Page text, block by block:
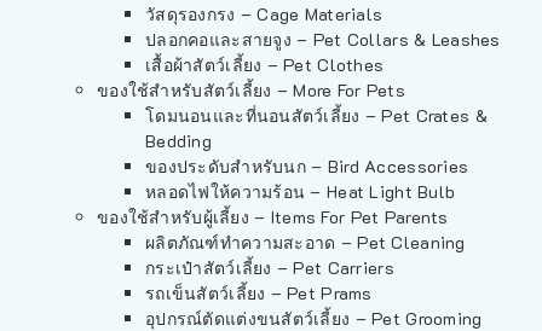
วัสดุรองกรง – Cage Materials
ปลอกคอและสายจูง – Pet Collars & Leashes
เสื้อผ้าสัตว์เลี้ยง – Pet Clothes
ของใช้สำหรับสัตว์เลี้ยง – More For Pets
โดมนอนและที่นอนสัตว์เลี้ยง – Pet Crates &
Bedding
ของประดับสำหรับนก – Bird Accessories
หลอดไฟให้ความร้อน – Heat Light Bulb
ของใช้สำหรับผู้เลี้ยง – Items For Pet Parents
ผลิตภัณฑ์ทำความสะอาด – Pet Cleaning
กระเป๋าสัตว์เลี้ยง – Pet Carriers
รถเข็นสัตว์เลี้ยง – Pet Prams
อุปกรณ์ตัดแต่งขนสัตว์เลี้ยง – Pet Grooming